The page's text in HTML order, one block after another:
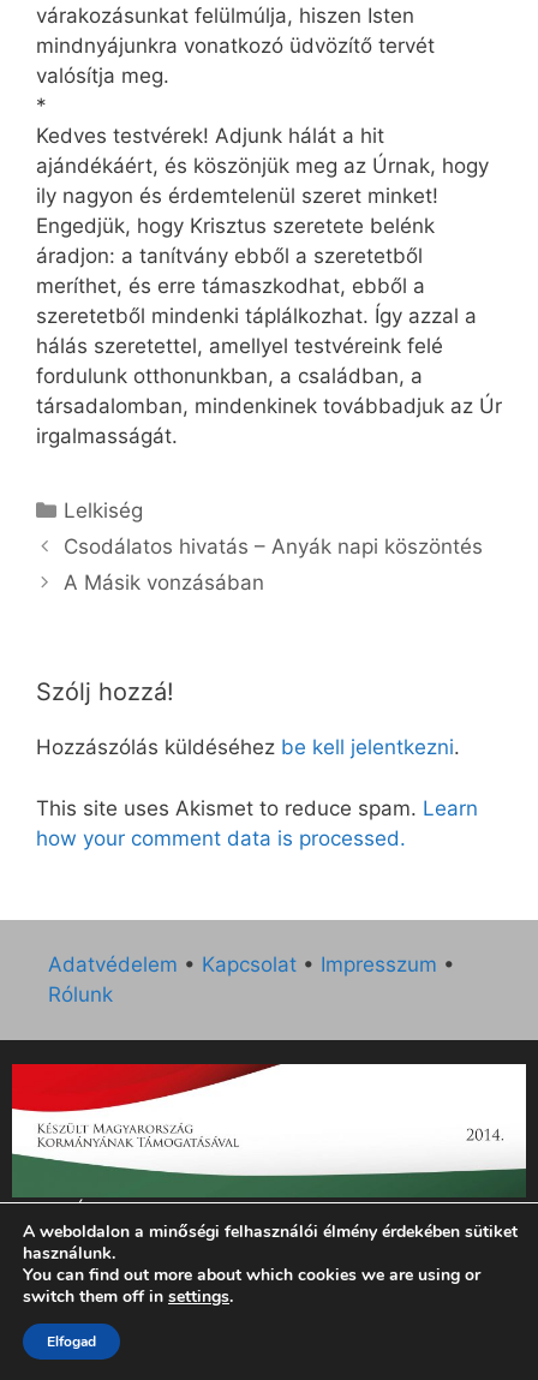
várakozásunkat felülmúlja, hiszen Isten
mindnyájunkra vonatkozó üdvözítő tervét
valósítja meg.
*
Kedves testvérek! Adjunk hálát a hit
ajándékáért, és köszönjük meg az Úrnak, hogy
ily nagyon és érdemtelenül szeret minket!
Engedjük, hogy Krisztus szeretete belénk
áradjon: a tanítvány ebből a szeretetből
meríthet, és erre támaszkodhat, ebből a
szeretetből mindenki táplálkozhat. Így azzal a
hálás szeretettel, amellyel testvéreink felé
fordulunk otthonunkban, a családban, a
társadalomban, mindenkinek továbbadjuk az Úr
irgalmasságát.
Kategória
Lelkiség
Csodálatos hivatás – Anyák napi köszöntés
A Másik vonzásában
Szólj hozzá!
Hozzászólás küldéséhez be kell jelentkezni.
This site uses Akismet to reduce spam. Learn
how your comment data is processed.
Adatvédelem • Kapcsolat • Impresszum •
Rólunk
„Az Új Ember katolikus hetilap 2014. évi működésének
támogatását az EGYH-KCP-14-P-0121 sz. támogatási
szerződés keretében 3 000 000 Ft összegben támogatta az
Emberi Erőforrások Minisztériuma.”
© 2026 Magyar Kurír - Új Ember
A weboldalon a minőségi felhasználói élmény érdekében sütiket
használunk.
You can find out more about which cookies we are using or
switch them off in settings.
Elfogad